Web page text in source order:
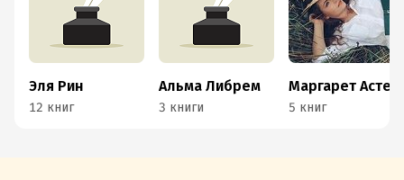
Эля Рин
12 книг
Альма Либрем
3 книги
Маргарет Астер
5 книг